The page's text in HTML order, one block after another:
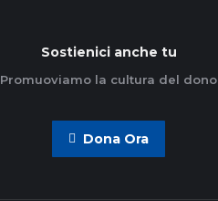
Sostienici anche tu
Promuoviamo la cultura del dono
Dona Ora